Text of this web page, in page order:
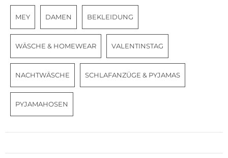
MEY DAMEN BEKLEIDUNG
WÄSCHE & HOMEWEAR VALENTINSTAG
NACHTWÄSCHE SCHLAFANZÜGE & PYJAMAS
PYJAMAHOSEN